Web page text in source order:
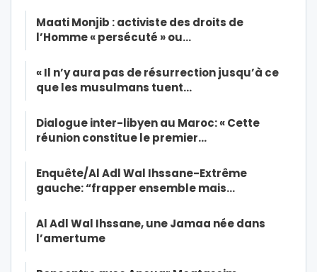
Maati Monjib : activiste des droits de
l’Homme « persécuté » ou…
« Il n’y aura pas de résurrection jusqu’à ce
que les musulmans tuent…
Dialogue inter-libyen au Maroc: « Cette
réunion constitue le premier…
Enquête/Al Adl Wal Ihssane-Extrême
gauche: “frapper ensemble mais…
Al Adl Wal Ihssane, une Jamaa née dans
l’amertume